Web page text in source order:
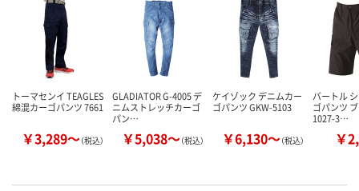
トーマセンイ TEAGLES
綿混カーゴパンツ 7661
￥3,289～（税込）
GLADIATOR G-4005 デ
ニムストレッチカーゴ
パン…
￥5,038～（税込）
ケイゾック デニムカー
ゴパンツ GKW-5103
￥6,130～（税込）
バートル
ゴパンツ
1027-3…
￥